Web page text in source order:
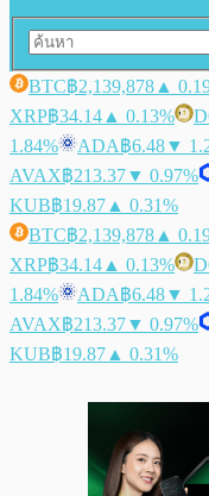
BTC฿2,139,878 ▲
XRP฿34.14 ▲ 0.13%
1.84%
ADA฿6.48▼
AVAX฿213.37▼ 0.97%
KUB฿19.87 ▲ 0.31%
BTC฿2,139,878 ▲
XRP฿34.14 ▲ 0.13%
1.84%
ADA฿6.48▼
AVAX฿213.37▼ 0.97%
KUB฿19.87 ▲ 0.31%